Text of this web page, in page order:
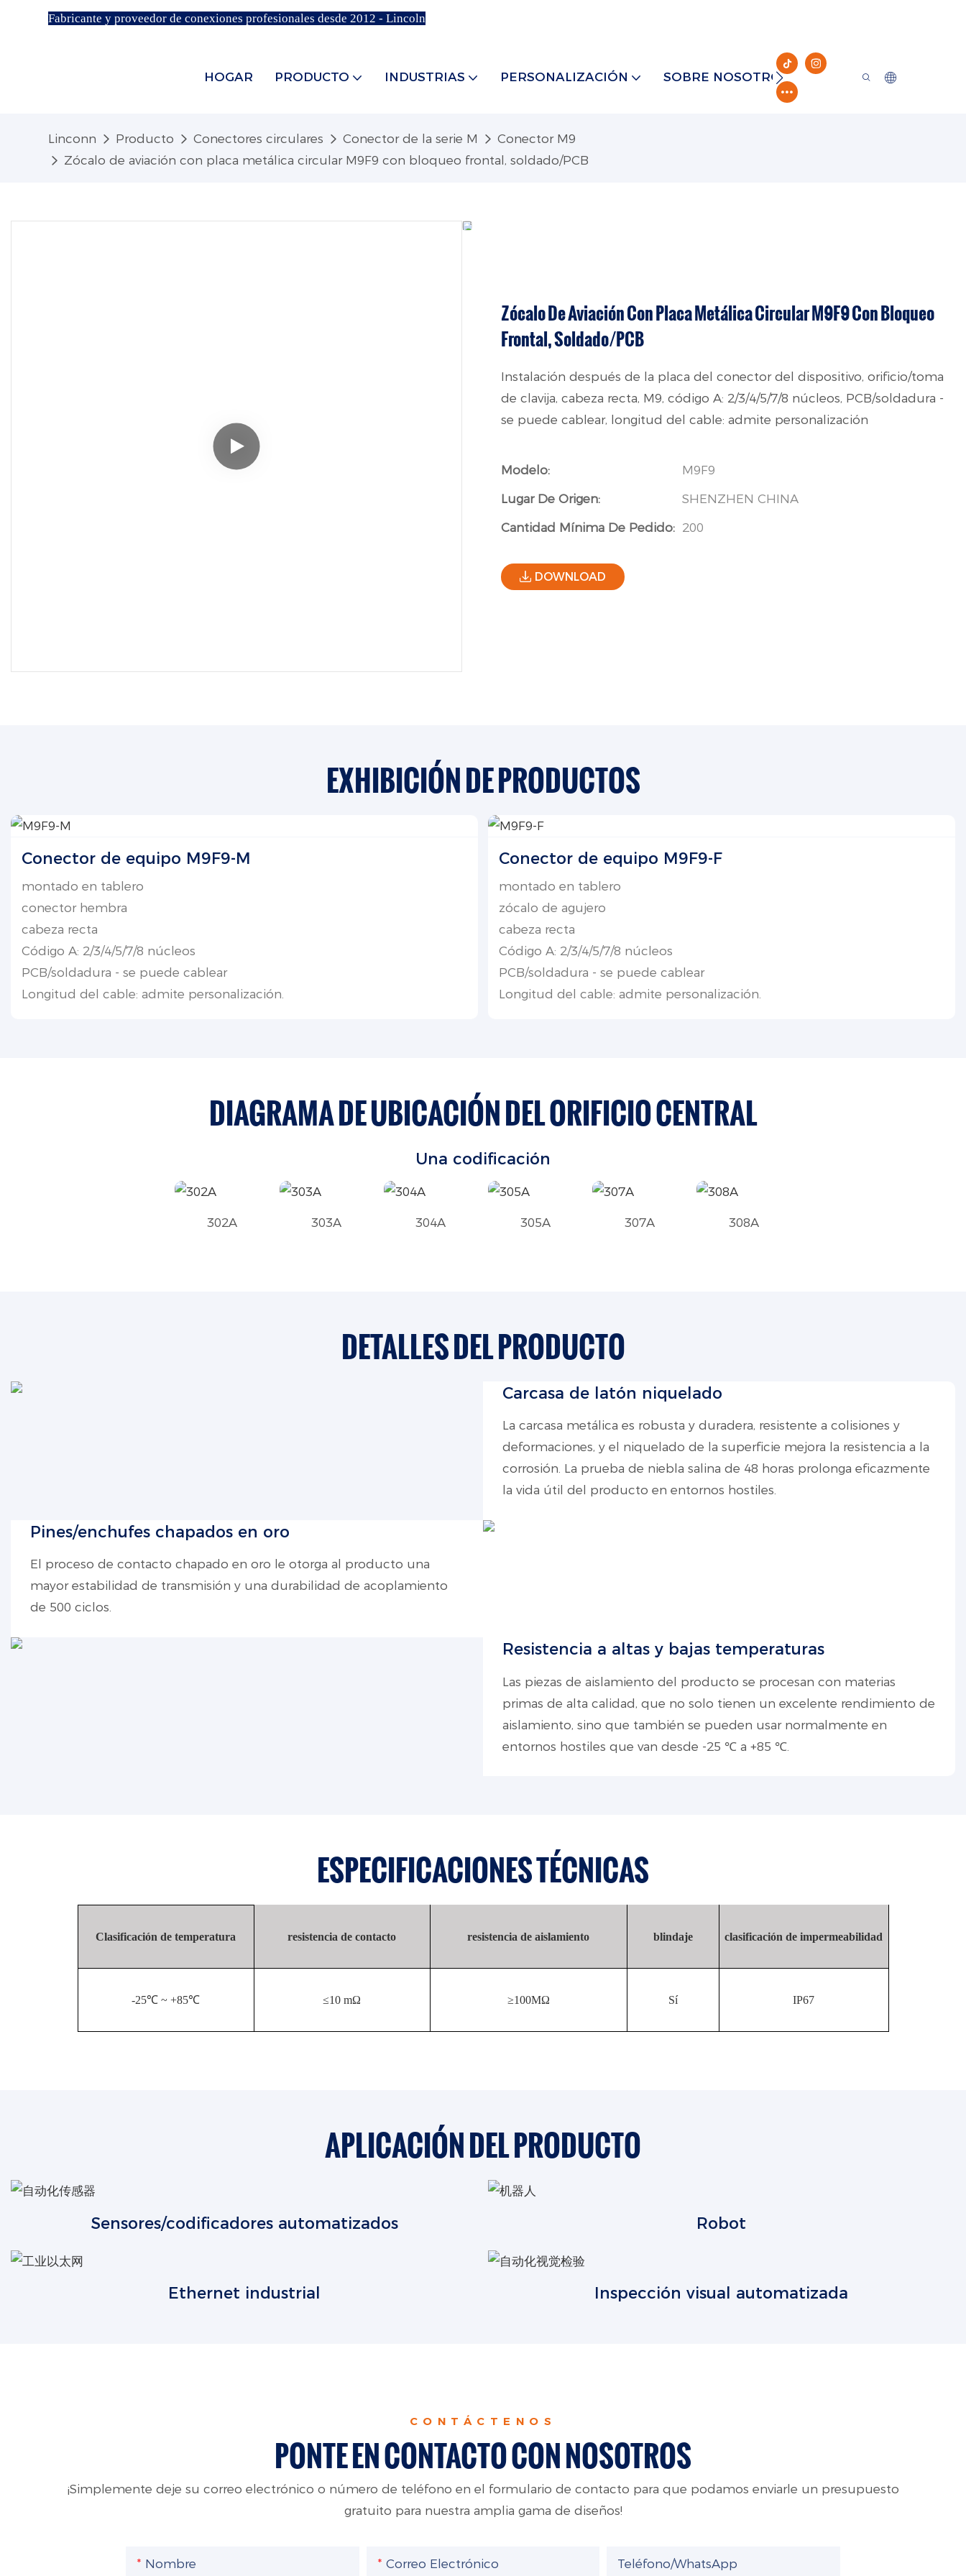
Fabricante y proveedor de conexiones profesionales desde 2012 - Lincoln
HOGAR PRODUCTO INDUSTRIAS PERSONALIZACIÓN SOBRE NOSOTROS RECURSO
Linconn Producto Conectores circulares Conector de la serie M
Conector M9
Zócalo de aviación con placa metálica circular M9F9 con bloqueo frontal, soldado/PCB
Zócalo De Aviación Con Placa Metálica Circular M9F9 Con Bloqueo
Frontal, Soldado/PCB
Instalación después de la placa del conector del dispositivo, orificio/toma
de clavija, cabeza recta, M9, código A: 2/3/4/5/7/8 núcleos, PCB/soldadura -
se puede cablear, longitud del cable: admite personalización
Modelo:
M9F9
Lugar De Origen:
SHENZHEN CHINA
Cantidad Mínima De Pedido: 200
DOWNLOAD
EXHIBICIÓN DE PRODUCTOS
Conector de equipo M9F9-M
montado en tablero
conector hembra
cabeza recta
Código A: 2/3/4/5/7/8 núcleos
PCB/soldadura - se puede cablear
Longitud del cable: admite personalización.
Conector de equipo M9F9-F
montado en tablero
zócalo de agujero
cabeza recta
Código A: 2/3/4/5/7/8 núcleos
PCB/soldadura - se puede cablear
Longitud del cable: admite personalización.
DIAGRAMA DE UBICACIÓN DEL ORIFICIO CENTRAL
Una codificación
302A 303A 304A 305A 307A 308A
DETALLES DEL PRODUCTO
Carcasa de latón niquelado
La carcasa metálica es robusta y duradera, resistente a colisiones y
deformaciones, y el niquelado de la superficie mejora la resistencia a la
corrosión. La prueba de niebla salina de 48 horas prolonga eficazmente
la vida útil del producto en entornos hostiles.
Pines/enchufes chapados en oro
El proceso de contacto chapado en oro le otorga al producto una
mayor estabilidad de transmisión y una durabilidad de acoplamiento
de 500 ciclos.
Resistencia a altas y bajas temperaturas
Las piezas de aislamiento del producto se procesan con materias
primas de alta calidad, que no solo tienen un excelente rendimiento de
aislamiento, sino que también se pueden usar normalmente en
entornos hostiles que van desde -25 ℃ a +85 ℃.
ESPECIFICACIONES TÉCNICAS
Clasificación de temperatura resistencia de contacto resistencia de aislamiento blindaje clasificación de impermeabilidad
-25℃ ~ +85℃ ≤10 mΩ ≥100MΩ Sí IP67
APLICACIÓN DEL PRODUCTO
Sensores/codificadores automatizados Robot
Ethernet industrial Inspección visual automatizada
CONTÁCTENOS
PONTE EN CONTACTO CON NOSOTROS
¡Simplemente deje su correo electrónico o número de teléfono en el formulario de contacto para que podamos enviarle un presupuesto
gratuito para nuestra amplia gama de diseños!
Nombre Correo Electrónico Teléfono/WhatsApp